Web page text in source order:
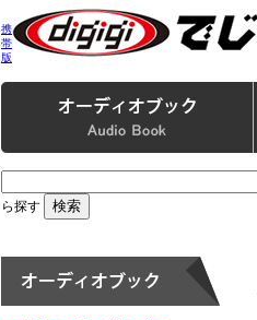
携
帯
版
ら探す